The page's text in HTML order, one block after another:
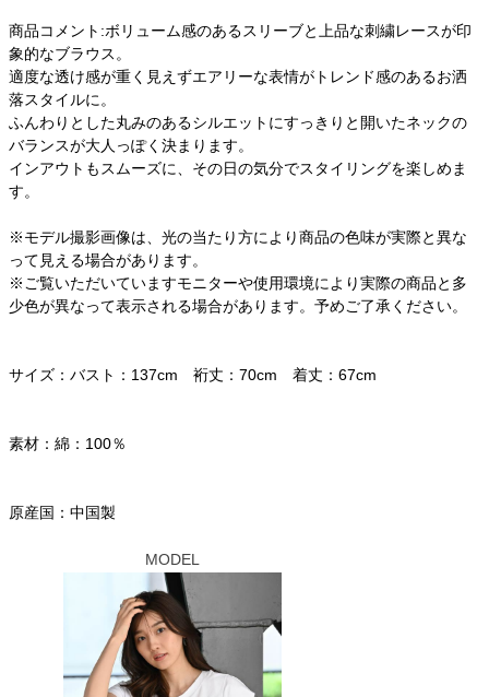
商品コメント:ボリューム感のあるスリーブと上品な刺繍レースが印
象的なブラウス。
適度な透け感が重く見えずエアリーな表情がトレンド感のあるお洒
落スタイルに。
ふんわりとした丸みのあるシルエットにすっきりと開いたネックの
バランスが大人っぽく決まります。
インアウトもスムーズに、その日の気分でスタイリングを楽しめま
す。
※モデル撮影画像は、光の当たり方により商品の色味が実際と異な
って見える場合があります。
※ご覧いただいていますモニターや使用環境により実際の商品と多
少色が異なって表示される場合があります。予めご了承ください。
サイズ：バスト：137cm 裄丈：70cm 着丈：67cm
素材：綿：100％
原産国：中国製
MODEL